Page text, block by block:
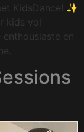
KidsDance! ✨
kids vol
enthousiaste en